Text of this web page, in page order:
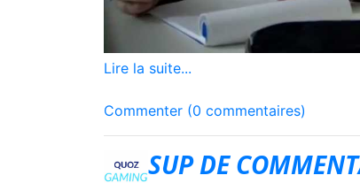
Lire la suite...
Commenter (0 commentaires)
SUP DE